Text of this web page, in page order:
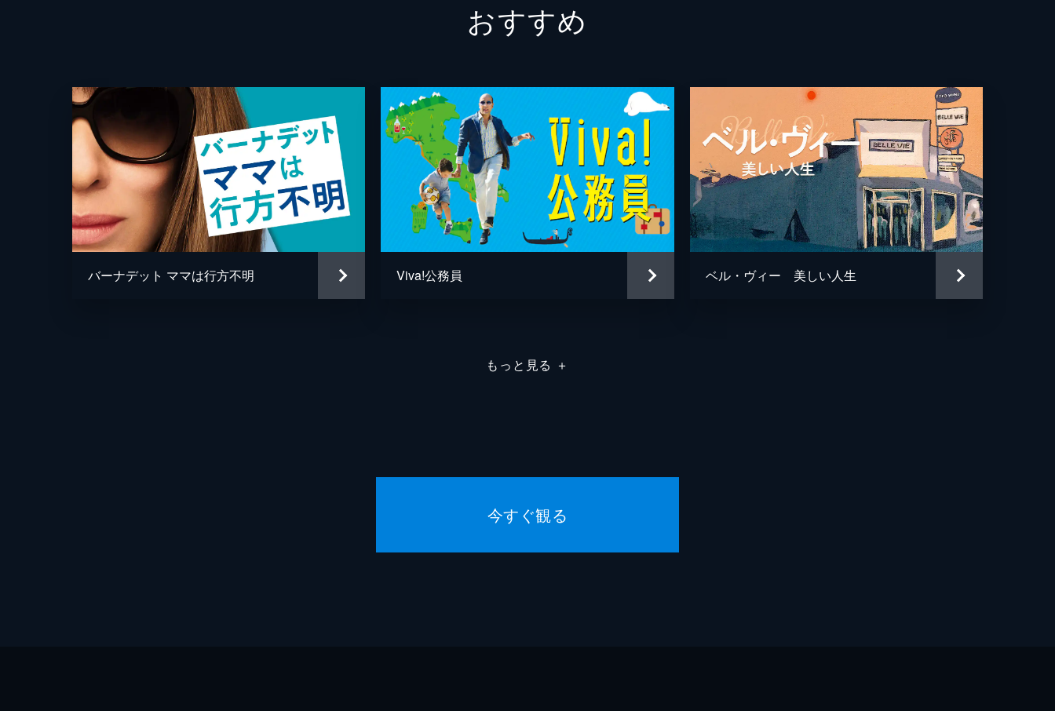
アラン＝ミシェル・ブラン
音楽 イブラヒム・マールフ
製作 ニコラ・デュヴァル・アダソフスキ
ジャメル・ドゥブーズ
おすすめ
バーナデット ママは行方不明 Viva!公務員 ベル・ヴィー 美しい人生
もっと見る ＋
今すぐ観る